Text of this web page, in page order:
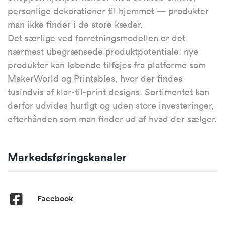
personlige dekorationer til hjemmet — produkter
man ikke finder i de store kæder.
Det særlige ved forretningsmodellen er det
nærmest ubegrænsede produktpotentiale: nye
produkter kan løbende tilføjes fra platforme som
MakerWorld og Printables, hvor der findes
tusindvis af klar-til-print designs. Sortimentet kan
derfor udvides hurtigt og uden store investeringer,
efterhånden som man finder ud af hvad der sælger.
Markedsføringskanaler
Facebook